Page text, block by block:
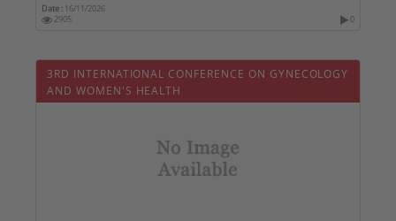
Date : 16/11/2026
2905
0
3RD INTERNATIONAL CONFERENCE ON GYNECOLOGY
AND WOMEN'S HEALTH